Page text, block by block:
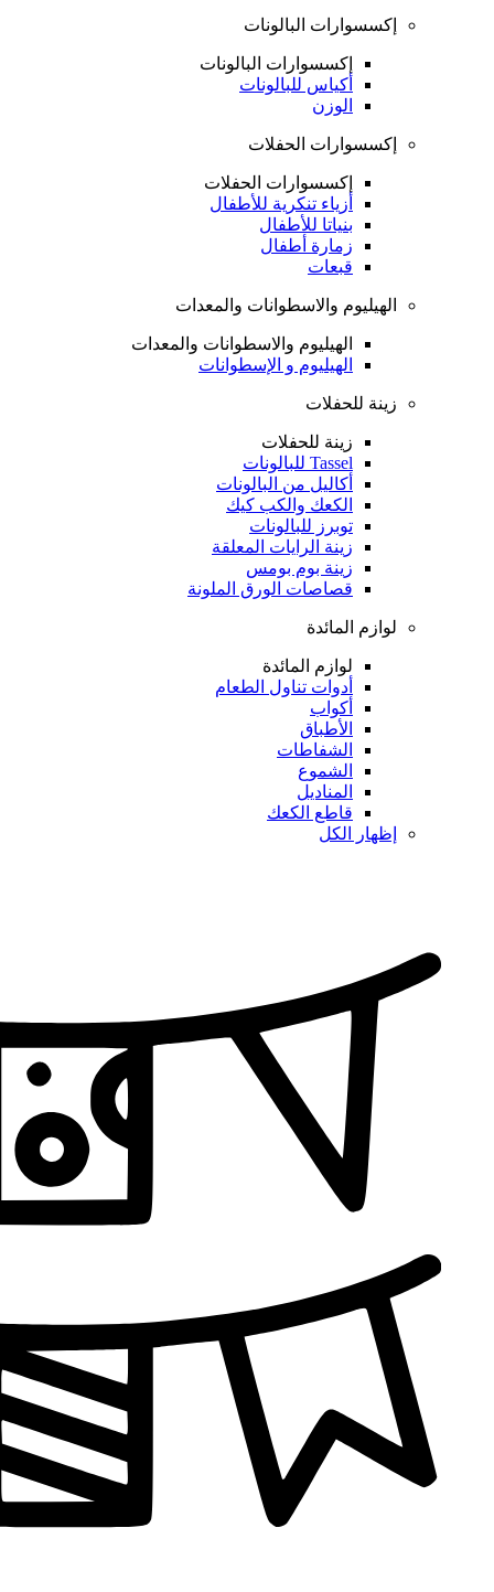
إكسسوارات البالونات
إكسسوارات البالونات
أكياس للبالونات
الوزن
إكسسوارات الحفلات
إكسسوارات الحفلات
أزياء تنكرية للأطفال
بنياتا للأطفال
زمارة أطفال
قبعات
الهيليوم والاسطوانات والمعدات
الهيليوم والاسطوانات والمعدات
الهيليوم و الإسطوانات
زينة للحفلات
زينة للحفلات
Tassel للبالونات
أكاليل من البالونات
الكعك والكب كيك
توبرز للبالونات
زينة الرايات المعلقة
زينة بوم بومس
قصاصات الورق الملونة
لوازم المائدة
لوازم المائدة
أدوات تناول الطعام
أكواب
الأطباق
الشفاطات
الشموع
المناديل
قاطع الكعك
إظهار الكل